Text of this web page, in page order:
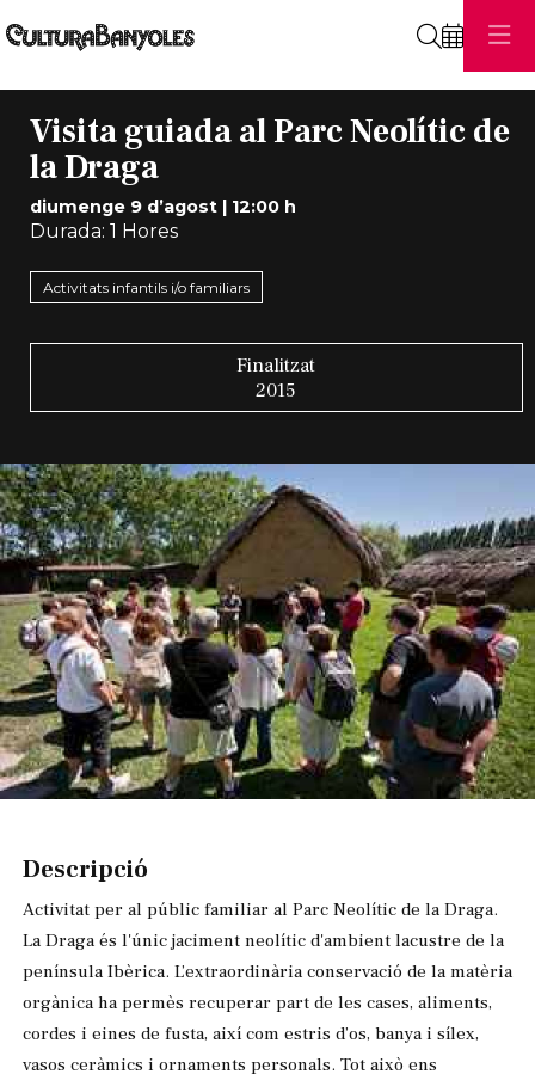
Visita guiada al Parc Neolític de
la Draga
diumenge 9 d’agost| 12:00 h
Durada: 1 Hores
Activitats infantils i/o familiars
Finalitzat
2015
Descripció
Activitat per al públic familiar al Parc Neolític de la Draga.
La Draga és l'únic jaciment neolític d'ambient lacustre de la
península Ibèrica. L’extraordinària conservació de la matèria
orgànica ha permès recuperar part de les cases, aliments,
cordes i eines de fusta, així com estris d’os, banya i sílex,
vasos ceràmics i ornaments personals. Tot això ens